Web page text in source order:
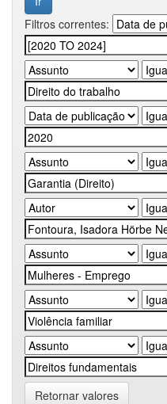
Filtros correntes:
Retornar valores